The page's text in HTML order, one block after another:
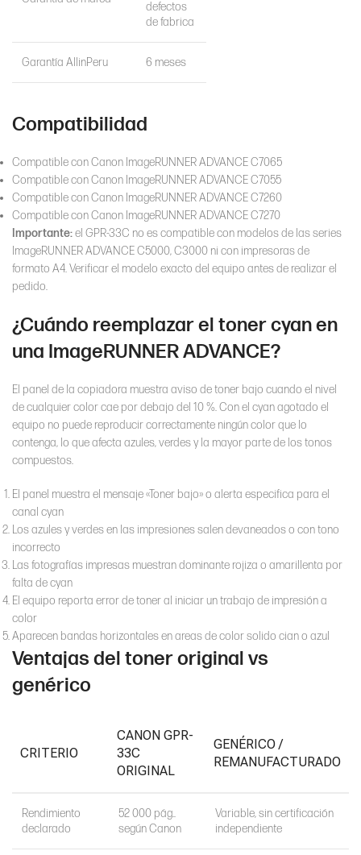
defectos
de fabrica
Garantía AllinPeru 6 meses
Compatibilidad
Compatible con Canon ImageRUNNER ADVANCE C7065
Compatible con Canon ImageRUNNER ADVANCE C7055
Compatible con Canon ImageRUNNER ADVANCE C7260
Compatible con Canon ImageRUNNER ADVANCE C7270
Importante:el GPR-33C no es compatible con modelos de las series
ImageRUNNER ADVANCE C5000, C3000 ni con impresoras de
formato A4. Verificar el modelo exacto del equipo antes de realizar el
pedido.
¿Cuándo reemplazar el toner cyan en
una ImageRUNNER ADVANCE?
El panel de la copiadora muestra aviso de toner bajo cuando el nivel
de cualquier color cae por debajo del 10 %. Con el cyan agotado el
equipo no puede reproducir correctamente ningún color que lo
contenga, lo que afecta azules, verdes y la mayor parte de los tonos
compuestos.
El panel muestra el mensaje «Toner bajo» o alerta especifica para el
canal cyan
Los azules y verdes en las impresiones salen devaneados o con tono
incorrecto
Las fotografías impresas muestran dominante rojiza o amarillenta por
falta de cyan
El equipo reporta error de toner al iniciar un trabajo de impresión a
color
Aparecen bandas horizontales en areas de color solido cian o azul
Ventajas del toner original vs
genérico
CRITERIO
CANON GPR-
33C
ORIGINAL
GENÉRICO /
REMANUFACTURADO
Rendimiento
declarado
52 000 pág..
según Canon
Variable, sin certificación
independiente